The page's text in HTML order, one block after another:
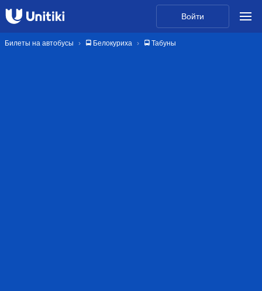
Войти
Билеты на автобусы 🚍 Белокуриха 🚍 Табуны